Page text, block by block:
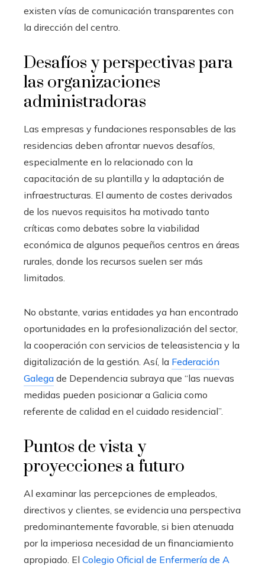
existen vías de comunicación transparentes con
la dirección del centro.
Desafíos y perspectivas para
las organizaciones
administradoras
Las empresas y fundaciones responsables de las
residencias deben afrontar nuevos desafíos,
especialmente en lo relacionado con la
capacitación de su plantilla y la adaptación de
infraestructuras. El aumento de costes derivados
de los nuevos requisitos ha motivado tanto
críticas como debates sobre la viabilidad
económica de algunos pequeños centros en áreas
rurales, donde los recursos suelen ser más
limitados.
No obstante, varias entidades ya han encontrado
oportunidades en la profesionalización del sector,
la cooperación con servicios de teleasistencia y la
digitalización de la gestión. Así, la Federación
Galega de Dependencia subraya que “las nuevas
medidas pueden posicionar a Galicia como
referente de calidad en el cuidado residencial”.
Puntos de vista y
proyecciones a futuro
Al examinar las percepciones de empleados,
directivos y clientes, se evidencia una perspectiva
predominantemente favorable, si bien atenuada
por la imperiosa necesidad de un financiamiento
apropiado. El Colegio Oficial de Enfermería de A